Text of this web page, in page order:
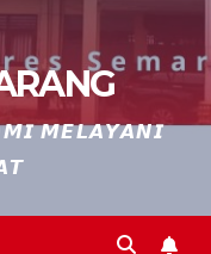
𝙈𝙀𝙇𝘼𝙔𝘼𝙉𝙄